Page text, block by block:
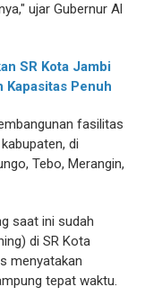
ujar Gubernur Al
SR Kota Jambi
Kapasitas Penuh
fasilitas
di
Tebo, Merangin,
saat ini sudah
di SR Kota
menyatakan
tepat waktu.